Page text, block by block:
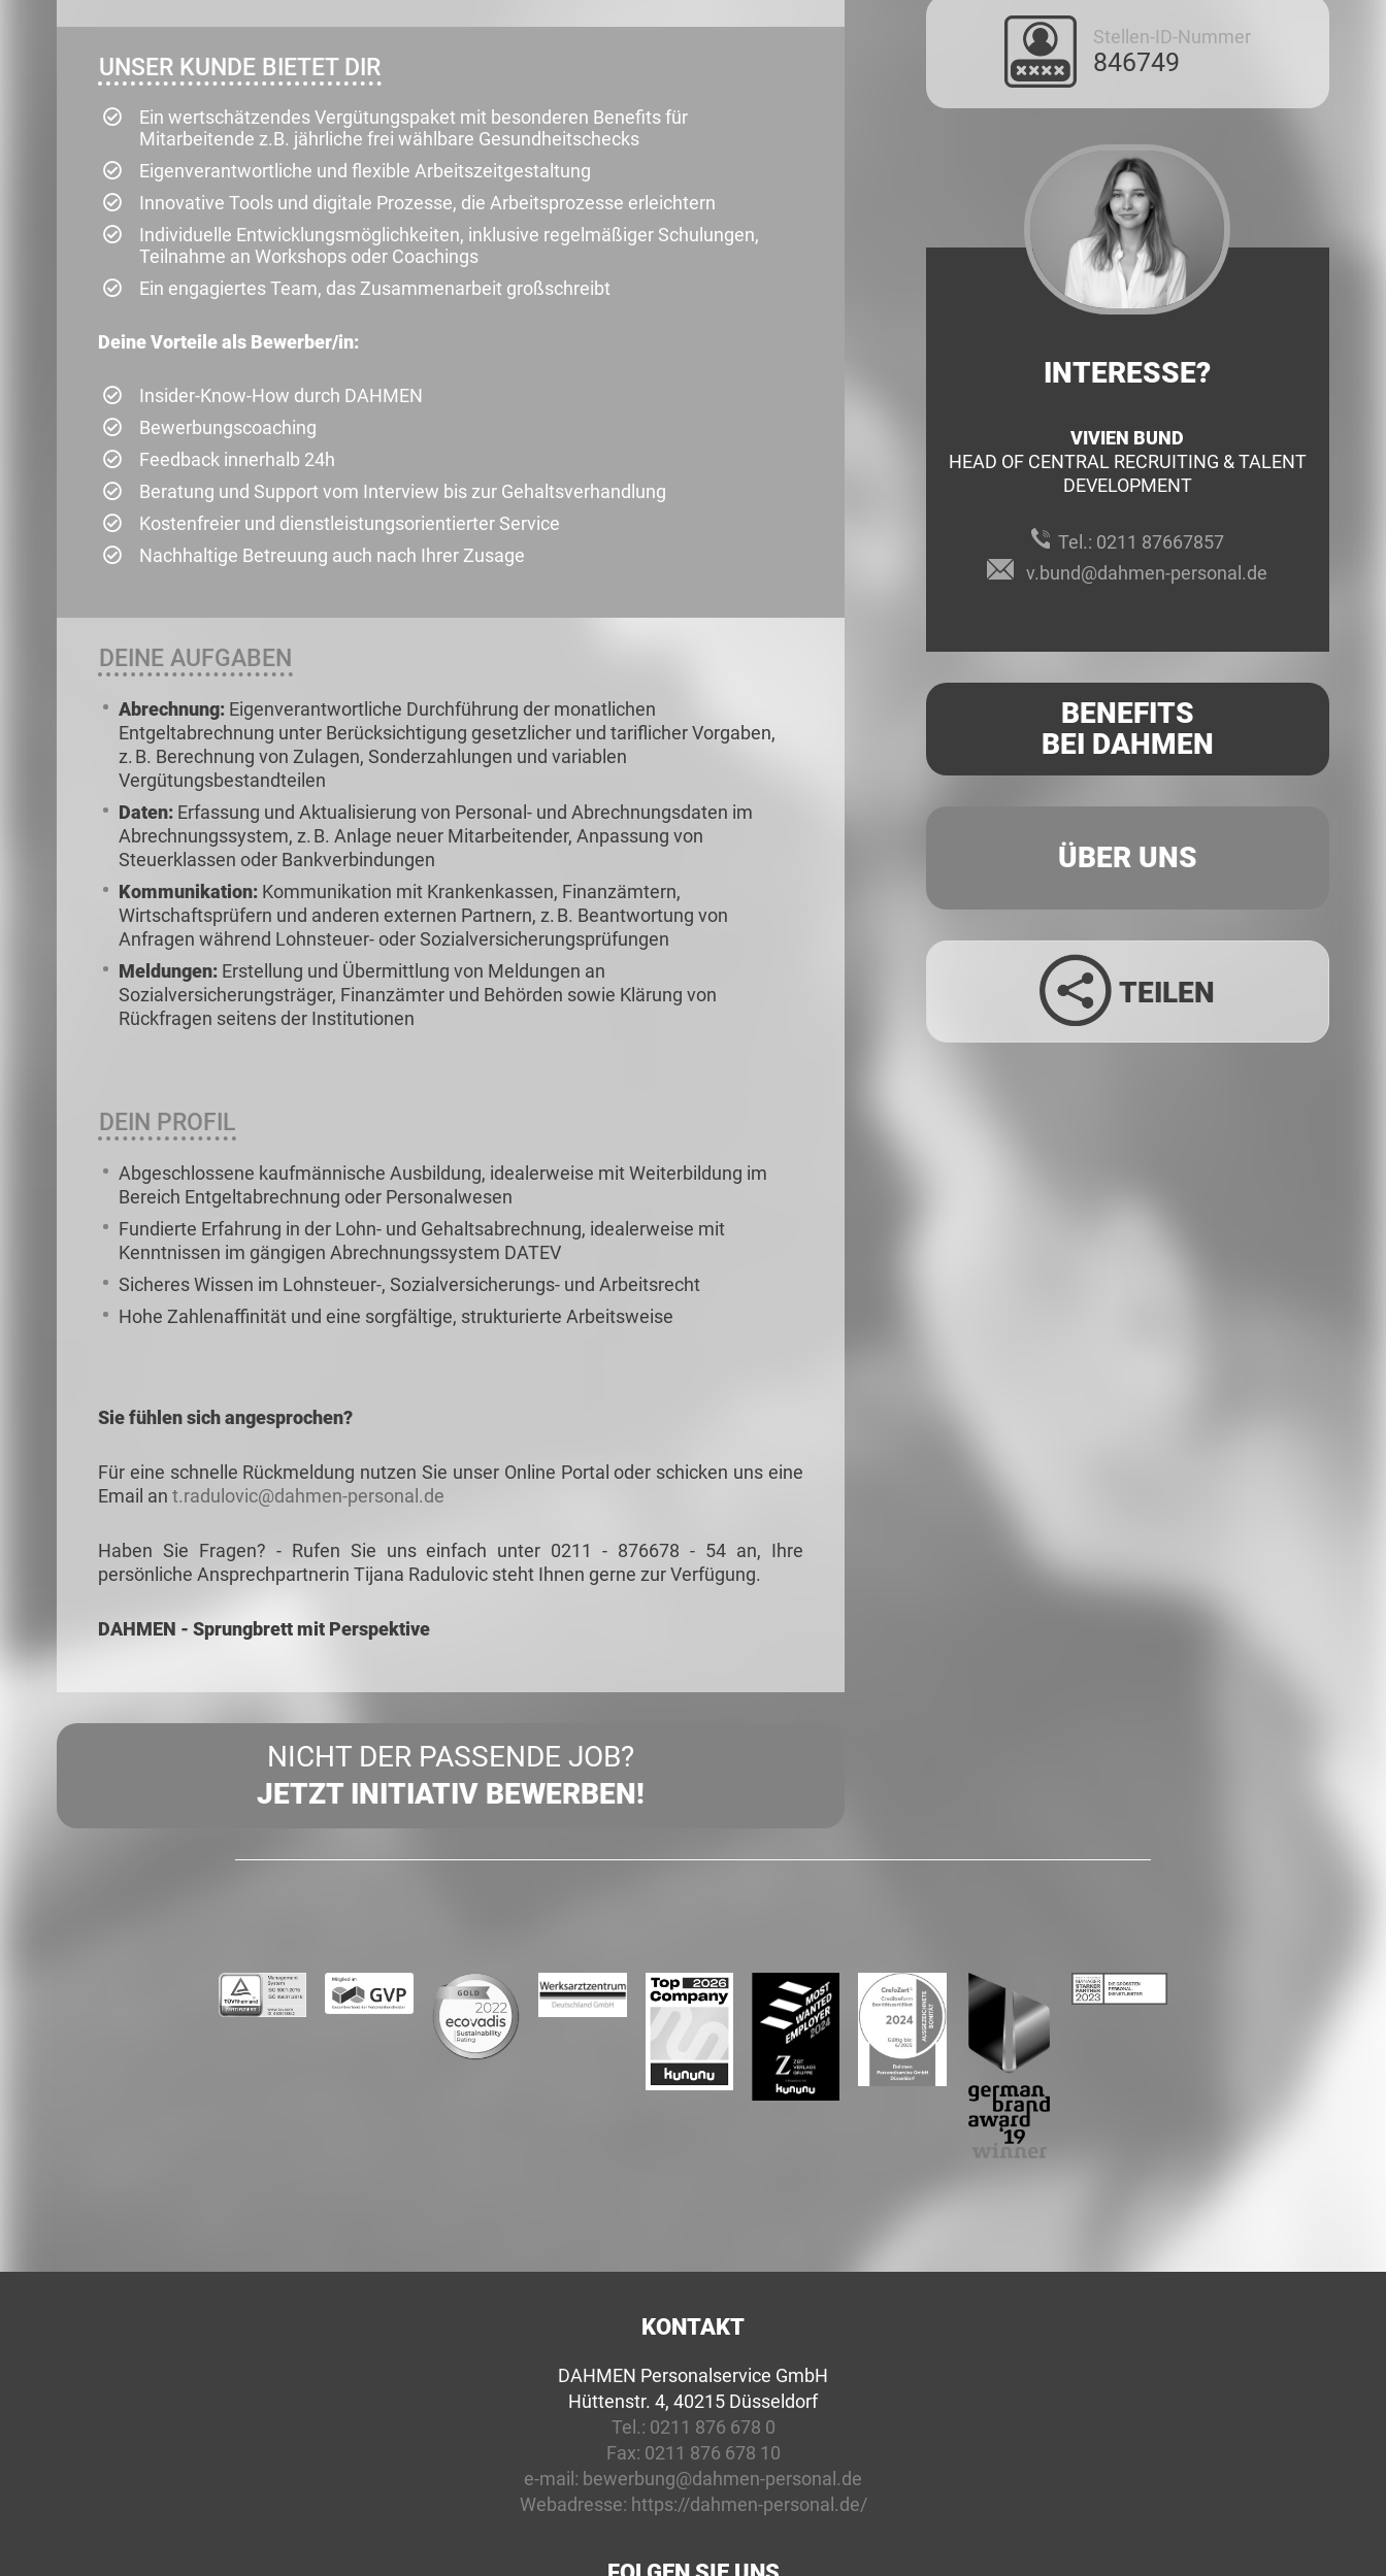
UNSER KUNDE BIETET DIR
Ein wertschätzendes Vergütungspaket mit besonderen Benefits für
Mitarbeitende z.B. jährliche frei wählbare Gesundheitschecks
Eigenverantwortliche und flexible Arbeitszeitgestaltung
Innovative Tools und digitale Prozesse, die Arbeitsprozesse erleichtern
Individuelle Entwicklungsmöglichkeiten, inklusive regelmäßiger Schulungen,
Teilnahme an Workshops oder Coachings
Ein engagiertes Team, das Zusammenarbeit großschreibt
Deine Vorteile als Bewerber/in:
Insider-Know-How durch DAHMEN
Bewerbungscoaching
Feedback innerhalb 24h
Beratung und Support vom Interview bis zur Gehaltsverhandlung
Kostenfreier und dienstleistungsorientierter Service
Nachhaltige Betreuung auch nach Ihrer Zusage
DEINE AUFGABEN
Abrechnung: Eigenverantwortliche Durchführung der monatlichen
Entgeltabrechnung unter Berücksichtigung gesetzlicher und tariflicher Vorgaben,
z. B. Berechnung von Zulagen, Sonderzahlungen und variablen
Vergütungsbestandteilen
Daten: Erfassung und Aktualisierung von Personal- und Abrechnungsdaten im
Abrechnungssystem, z. B. Anlage neuer Mitarbeitender, Anpassung von
Steuerklassen oder Bankverbindungen
Kommunikation: Kommunikation mit Krankenkassen, Finanzämtern,
Wirtschaftsprüfern und anderen externen Partnern, z. B. Beantwortung von
Anfragen während Lohnsteuer- oder Sozialversicherungsprüfungen
Meldungen: Erstellung und Übermittlung von Meldungen an
Sozialversicherungsträger, Finanzämter und Behörden sowie Klärung von
Rückfragen seitens der Institutionen
DEIN PROFIL
Abgeschlossene kaufmännische Ausbildung, idealerweise mit Weiterbildung im
Bereich Entgeltabrechnung oder Personalwesen
Fundierte Erfahrung in der Lohn- und Gehaltsabrechnung, idealerweise mit
Kenntnissen im gängigen Abrechnungssystem DATEV
Sicheres Wissen im Lohnsteuer-, Sozialversicherungs- und Arbeitsrecht
Hohe Zahlenaffinität und eine sorgfältige, strukturierte Arbeitsweise
Sie fühlen sich angesprochen?
Für eine schnelle Rückmeldung nutzen Sie unser Online Portal oder schicken uns eine
Email an t.radulovic@dahmen-personal.de
Haben Sie Fragen? - Rufen Sie uns einfach unter 0211 - 876678 - 54 an, Ihre
persönliche Ansprechpartnerin Tijana Radulovic steht Ihnen gerne zur Verfügung.
DAHMEN - Sprungbrett mit Perspektive
NICHT DER PASSENDE JOB?
JETZT INITIATIV BEWERBEN!
Stellen-ID-Nummer
846749
INTERESSE?
VIVIEN BUND
HEAD OF CENTRAL RECRUITING & TALENT
DEVELOPMENT
Tel.: 0211 87667857
v.bund@dahmen-personal.de
BENEFITS
BEI DAHMEN
ÜBER UNS
TEILEN
KONTAKT
DAHMEN Personalservice GmbH
Hüttenstr. 4, 40215 Düsseldorf
Tel.: 0211 876 678 0
Fax: 0211 876 678 10
e-mail: bewerbung@dahmen-personal.de
Webadresse: https://dahmen-personal.de/